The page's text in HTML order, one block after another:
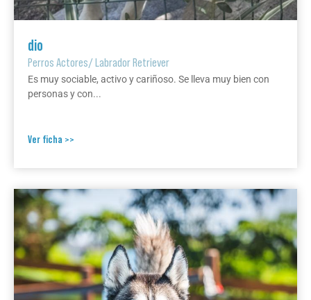
dio
Perros Actores/Labrador Retriever
Es muy sociable, activo y cariñoso. Se lleva muy bien con
personas y con...
Ver ficha >>